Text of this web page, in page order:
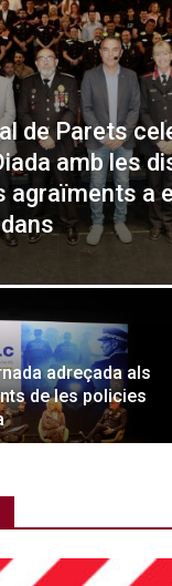
de Parets
amb les
agraïments a
adreçada als
de les policies